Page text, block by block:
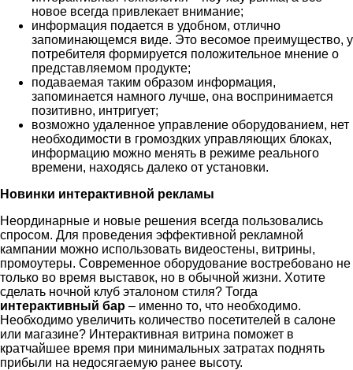
новое всегда привлекает внимание;
информация подается в удобном, отлично
запоминающемся виде. Это весомое преимущество, у
потребителя формируется положительное мнение о
представляемом продукте;
подаваемая таким образом информация,
запоминается намного лучше, она воспринимается
позитивно, интригует;
возможно удаленное управление оборудованием, нет
необходимости в громоздких управляющих блоках,
информацию можно менять в режиме реального
времени, находясь далеко от установки.
Новинки интерактивной рекламы
Неординарные и новые решения всегда пользовались
спросом. Для проведения эффективной рекламной
кампании можно использовать видеостены, витрины,
промоутеры. Современное оборудование востребовано не
только во время выставок, но в обычной жизни. Хотите
сделать ночной клуб эталоном стиля? Тогда
интерактивный бар – именно то, что необходимо.
Необходимо увеличить количество посетителей в салоне
или магазине? Интерактивная витрина поможет в
кратчайшее время при минимальных затратах поднять
прибыли на недосягаемую ранее высоту.